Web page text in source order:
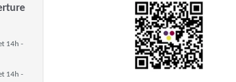
14h -
14h -